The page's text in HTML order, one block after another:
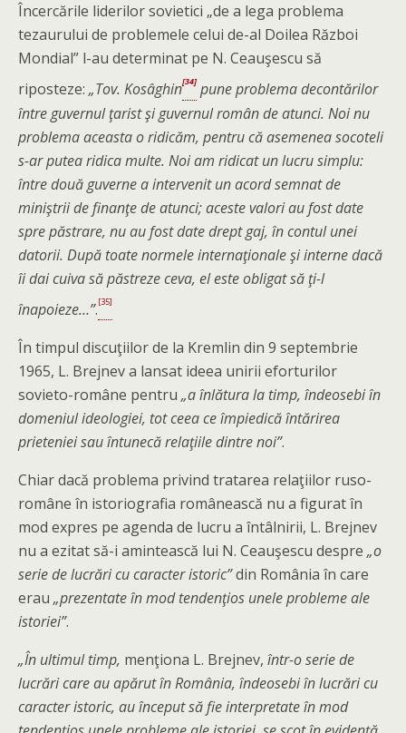
Încercările liderilor sovietici „de a lega problema
tezaurului de problemele celui de-al Doilea Război
Mondial” l-au determinat pe N. Ceauşescu să
riposteze: „Tov. Kosâghin[34] pune problema decontărilor
între guvernul ţarist şi guvernul român de atunci. Noi nu
problema aceasta o ridicăm, pentru că asemenea socoteli
s-ar putea ridica multe. Noi am ridicat un lucru simplu:
între două guverne a intervenit un acord semnat de
miniştrii de finanţe de atunci; aceste valori au fost date
spre păstrare, nu au fost date drept gaj, în contul unei
datorii. După toate normele internaţionale şi interne dacă
îi dai cuiva să păstreze ceva, el este obligat să ţi-l
înapoieze…”.[35]
În timpul discuţiilor de la Kremlin din 9 septembrie
1965, L. Brejnev a lansat ideea unirii eforturilor
sovieto-române pentru „a înlătura la timp, îndeosebi în
domeniul ideologiei, tot ceea ce împiedică întărirea
prieteniei sau întunecă relaţiile dintre noi”.
Chiar dacă problema privind tratarea relaţiilor ruso-
române în istoriografia românească nu a figurat în
mod expres pe agenda de lucru a întâlnirii, L. Brejnev
nu a ezitat să-i amintească lui N. Ceauşescu despre „o
serie de lucrări cu caracter istoric”din România în care
erau „prezentate în mod tendenţios unele probleme ale
istoriei”.
„În ultimul timp, menţiona L. Brejnev, într-o serie de
lucrări care au apărut în România, îndeosebi în lucrări cu
caracter istoric, au început să fie interpretate în mod